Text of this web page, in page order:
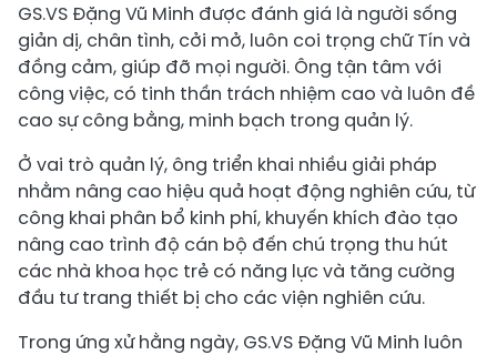
GS.VS Đặng Vũ Minh được đánh giá là người sống
giản dị, chân tình, cởi mở, luôn coi trọng chữ Tín và
đồng cảm, giúp đỡ mọi người. Ông tận tâm với
công việc, có tinh thần trách nhiệm cao và luôn đề
cao sự công bằng, minh bạch trong quản lý.
Ở vai trò quản lý, ông triển khai nhiều giải pháp
nhằm nâng cao hiệu quả hoạt động nghiên cứu, từ
công khai phân bổ kinh phí, khuyến khích đào tạo
nâng cao trình độ cán bộ đến chú trọng thu hút
các nhà khoa học trẻ có năng lực và tăng cường
đầu tư trang thiết bị cho các viện nghiên cứu.
Trong ứng xử hằng ngày, GS.VS Đặng Vũ Minh luôn